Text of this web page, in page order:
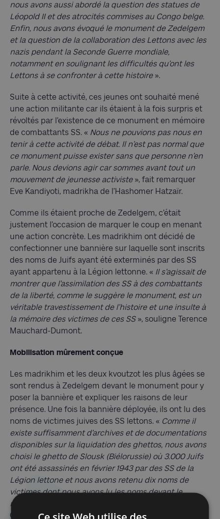
nous avons aussi abordé la question des statues de
Léopold II et des atrocités commises au Congo belge.
Enfin, nous avons évoqué le monument de Zedelgem
et la question de la collaboration des Lettons avec les
nazis pendant la Seconde Guerre mondiale,
notamment en soulignant les difficultés qu’ont les
Lettons à se confronter à cette histoire».
Suite à cette activité, ces jeunes ont souhaité mené
une action militante car ils étaient à la fois surpris et
révoltés par l’existence de ce monument en mémoire
de combattants SS. « Nous ne pouvions pas nous en
tenir à cette activité de débat. Il n’est pas normal que
ce monument puisse exister sans que personne n’en
parle. Nous devions agir car sommes avant tout un
mouvement de jeunesse activiste », fait remarquer
Eve Kandiyoti, madrikha de l’Hashomer Hatzaïr.
Comme ils étaient proche de Zedelgem, c’était
justement l’occasion de marquer le coup en menant
une action concrète. Les madrikhim ont décidé de
confectionner une bannière sur laquelle sont inscrits
des noms de Juifs ayant été exterminés par des SS
ayant appartenu à la Légion lettonne. « Il s’agissait de
montrer que l’assimilation des SS à des combattants
de la liberté, comme le suggère le monument, est un
véritable travestissement de l’histoire et une insulte à
la mémoire des victimes de ces SS», souligne Terence
Mauchard-Dumont.
Mobilisation mûrement conçue
Les madrikhim et les deux kvoutzot les plus âgées se
sont rendus à Zedelgem devant le monument pour y
poser la bannière et expliquer les raisons de leur
présence. Une fois la bannière déployée, ils ont lu des
noms de victimes juives des SS lettons. « Comme il
existe suffisamment d’archives et de documentations
disponibles sur la liquidation des ghettos, nous avons
choisi le ghetto de Slousk (Biélorussie) où 3.000 Juifs
ont été assassinés en février 1943 par des SS de la
Légion lettone et nous avons retenu dix noms de
victimes dont nous avons lu les noms devant le
monument
Cette mobilisation mûrement conçue n’a laissé aucun